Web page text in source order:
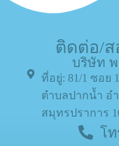
ติดต่อ/ส
บริษัท
ที่อยู่: 81/1 ซอย
ตำบลปากน้ำ อ
สมุทรปราการ
โท